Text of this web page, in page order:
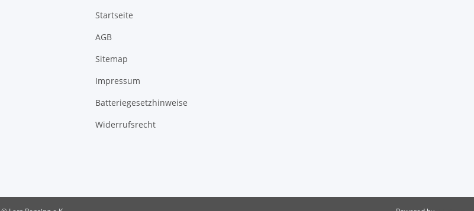
Startseite
AGB
Sitemap
Impressum
Batteriegesetzhinweise
Widerrufsrecht